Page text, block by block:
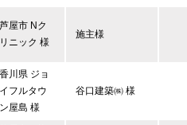
芦屋市 Nク
リニック 様
施主様
香川県 ジョ
イフルタウ
ン屋島 様
谷口建築㈱ 様